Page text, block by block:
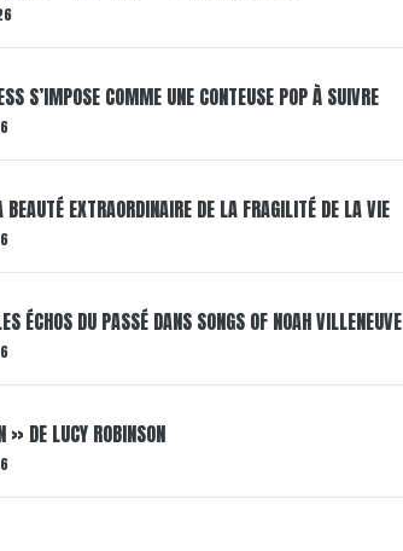
S’IMPOSE COMME UNE CONTEUSE POP À SUIVRE
EXTRAORDINAIRE DE LA FRAGILITÉ DE LA VIE
ÉCHOS DU PASSÉ DANS SONGS OF NOAH VILLENEUVE
» DE LUCY ROBINSON